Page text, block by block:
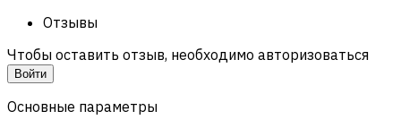
Отзывы
Чтобы оставить отзыв, необходимо авторизоваться
Войти
Основные параметры